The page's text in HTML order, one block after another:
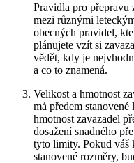
Pravidla pro přepravu
mezi různými
obecných pravidel,
plánujete vzít si
vědět, kdy je
a co to znamená.
Velikost a hmotnost
má předem
hmotnost zavazadel
dosažení snadného
tyto limity. Pokud váš
stanovené rozměry,